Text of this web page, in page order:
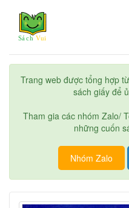
Trang web được tổng hợp
sách giấy để
Tham gia các nhóm Zalo/
những cuốn
Nhóm Zalo